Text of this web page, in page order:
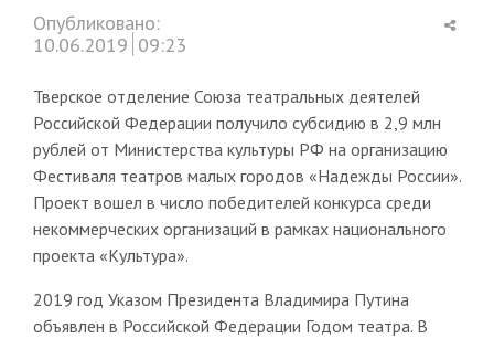
Опубликовано:
10.06.2019 09:23
Тверское отделение Союза театральных деятелей
Российской Федерации получило субсидию в 2,9 млн
рублей от Министерства культуры РФ на организацию
Фестиваля театров малых городов «Надежды России».
Проект вошел в число победителей конкурса среди
некоммерческих организаций в рамках национального
проекта «Культура».
2019 год Указом Президента Владимира Путина
объявлен в Российской Федерации Годом театра. В